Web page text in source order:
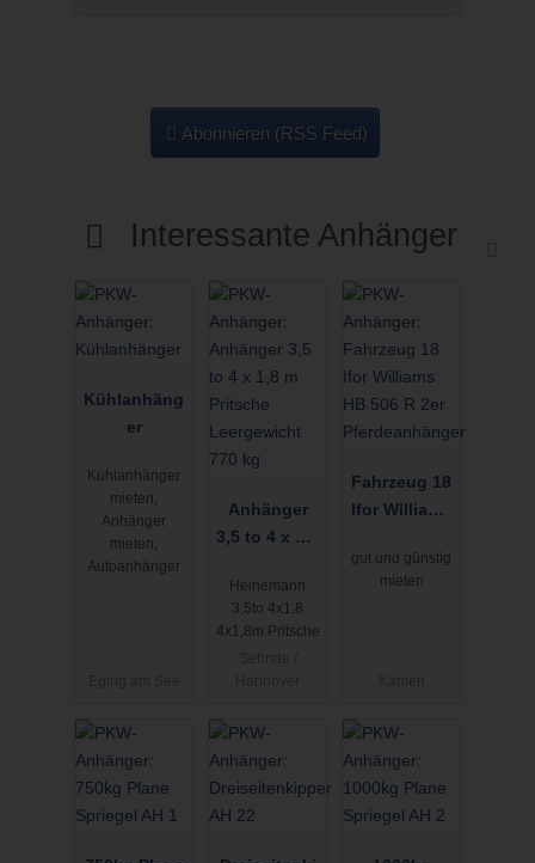
Abonnieren (RSS Feed)
Interessante Anhänger
Kühlanhäng
er
Kühlanhänger
mieten,
Anhänger
mieten,
Autoanhänger
Anhänger
3,5 to 4 x 1,8
Leergewicht
770 kg
Heinemann
3,5to 4x1,8
4x1,8m Pritsche
Fahrzeug 18
Ifor Williams
Pferdeanhän
ger
gut und günstig
mieten